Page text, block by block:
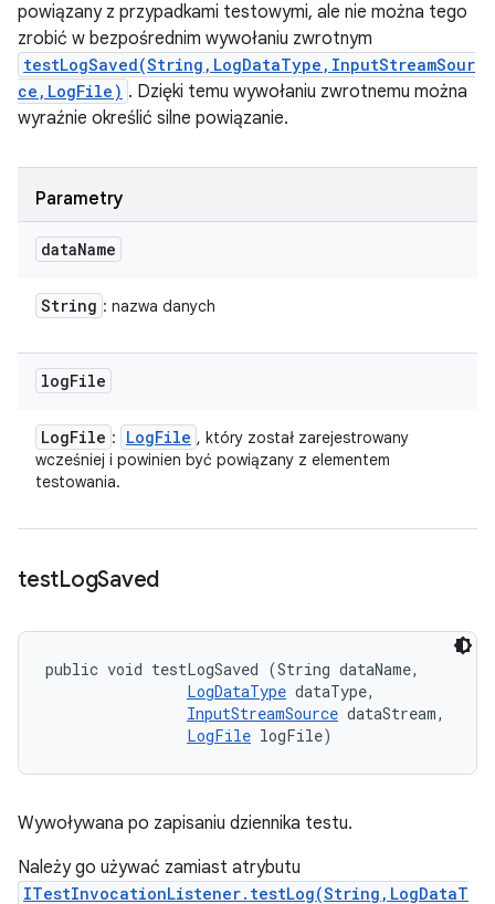
powiązany z przypadkami testowymi, ale nie można tego
zrobić w bezpośrednim wywołaniu zwrotnym
testLogSaved(String,LogDataType,InputStreamSour
ce,LogFile) . Dzięki temu wywołaniu zwrotnemu można
wyraźnie określić silne powiązanie.
Parametry
dataName
String : nazwa danych
logFile
LogFile : LogFile , który został zarejestrowany
wcześniej i powinien być powiązany z elementem
testowania.
testLogSaved
public void testLogSaved (String dataName,
LogDataType dataType,
InputStreamSource dataStream,
LogFile logFile)
Wywoływana po zapisaniu dziennika testu.
Należy go używać zamiast atrybutu
ITestInvocationListener.testLog(String,LogDataT